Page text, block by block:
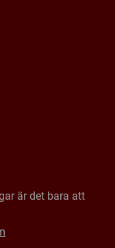
är det bara att